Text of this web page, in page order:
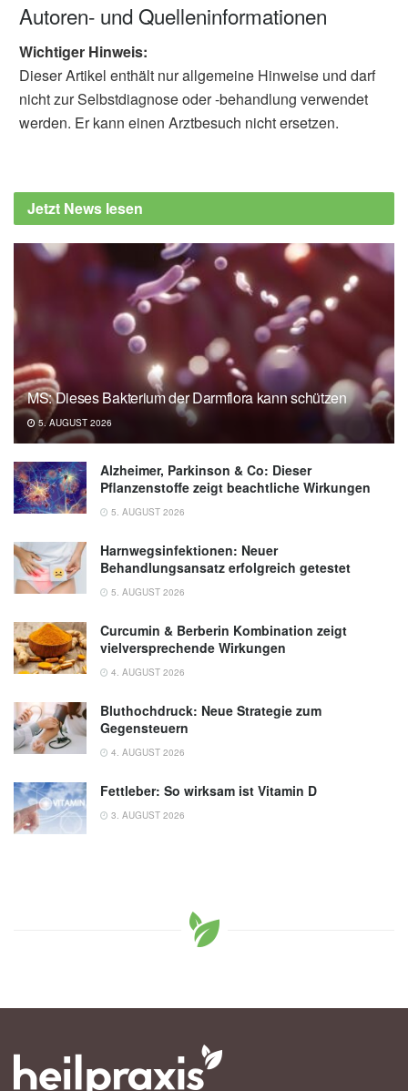
Autoren- und Quelleninformationen
Wichtiger Hinweis:
Dieser Artikel enthält nur allgemeine Hinweise und darf
nicht zur Selbstdiagnose oder -behandlung verwendet
werden. Er kann einen Arztbesuch nicht ersetzen.
Jetzt News lesen
MS: Dieses Bakterium der Darmflora kann schützen
5. AUGUST 2026
Alzheimer, Parkinson & Co: Dieser
Pflanzenstoffe zeigt beachtliche Wirkungen
5. AUGUST 2026
Harnwegsinfektionen: Neuer
Behandlungsansatz erfolgreich getestet
5. AUGUST 2026
Curcumin & Berberin Kombination zeigt
vielversprechende Wirkungen
4. AUGUST 2026
Bluthochdruck: Neue Strategie zum
Gegensteuern
4. AUGUST 2026
Fettleber: So wirksam ist Vitamin D
3. AUGUST 2026